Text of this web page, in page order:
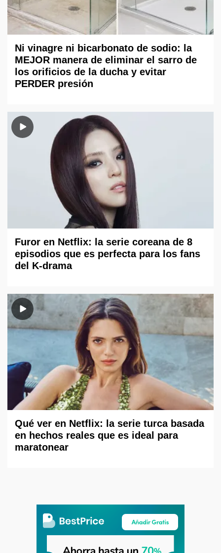
Ni vinagre ni bicarbonato de sodio: la
MEJOR manera de eliminar el sarro de
los orificios de la ducha y evitar
PERDER presión
Furor en Netflix: la serie coreana de 8
episodios que es perfecta para los fans
del K-drama
Qué ver en Netflix: la serie turca basada
en hechos reales que es ideal para
maratonear